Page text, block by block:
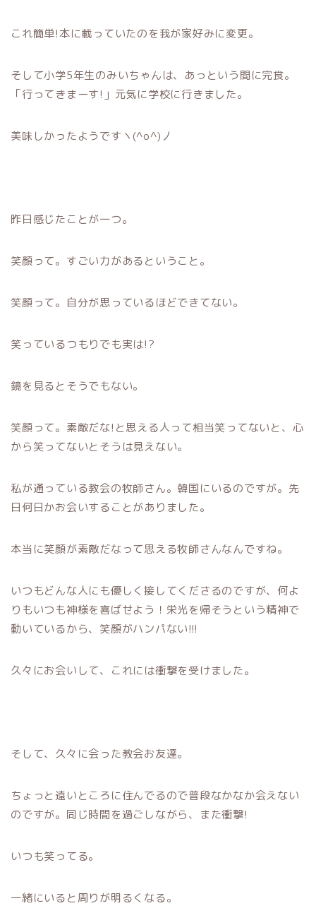
これ簡単!本に載っていたのを我が家好みに変更。
そして小学5年生のみいちゃんは、あっという間に完食。
「行ってきまーす!」元気に学校に行きました。
美味しかったようですヽ(^o^)丿
昨日感じたことが一つ。
笑顔って。すごい力があるということ。
笑顔って。自分が思っているほどできてない。
笑っているつもりでも実は!?
鏡を見るとそうでもない。
笑顔って。素敵だな!と思える人って相当笑ってないと、心
から笑ってないとそうは見えない。
私が通っている教会の牧師さん。韓国にいるのですが。先
日何日かお会いすることがありました。
本当に笑顔が素敵だなって思える牧師さんなんですね。
いつもどんな人にも優しく接してくださるのですが、何よ
りもいつも神様を喜ばせよう！栄光を帰そうという精神で
動いているから、笑顔がハンパない!!!
久々にお会いして、これには衝撃を受けました。
そして、久々に会った教会お友達。
ちょっと遠いところに住んでるので普段なかなか会えない
のですが。同じ時間を過ごしながら、また衝撃!
いつも笑ってる。
一緒にいると周りが明るくなる。